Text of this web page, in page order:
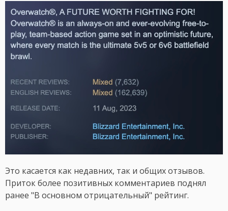
Это касается как недавних, так и общих отзывов.
Приток более позитивных комментариев поднял
ранее "В основном отрицательный" рейтинг.